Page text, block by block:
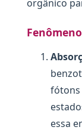
orgânico
fótons
essa